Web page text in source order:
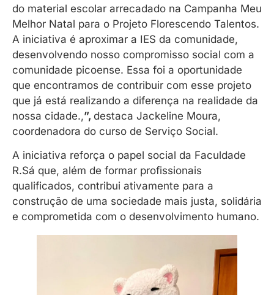
do material escolar arrecadado na Campanha Meu
Melhor Natal para o Projeto Florescendo Talentos.
A iniciativa é aproximar a IES da comunidade,
desenvolvendo nosso compromisso social com a
comunidade picoense. Essa foi a oportunidade
que encontramos de contribuir com esse projeto
que já está realizando a diferença na realidade da
nossa cidade.,”, destaca Jackeline Moura,
coordenadora do curso de Serviço Social.
A iniciativa reforça o papel social da Faculdade
R.Sá que, além de formar profissionais
qualificados, contribui ativamente para a
construção de uma sociedade mais justa, solidária
e comprometida com o desenvolvimento humano.